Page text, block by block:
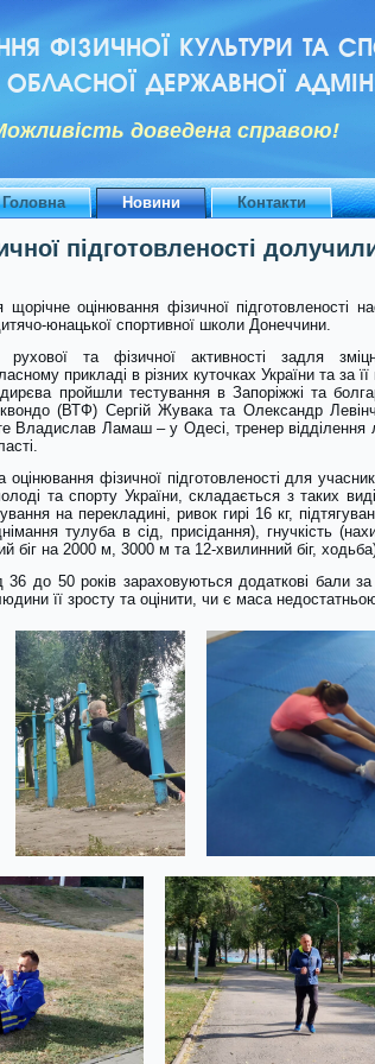
ФІЗИЧНОЇ КУЛЬТУРИ ТА
ДЕРЖАВНОЇ
доведена справою!
Головна Новини Контакти
підготовленості
оцінювання фізичної підготовленості
юнацької спортивної школи Донеччини.
рухової та фізичної активності задля
прикладі в різних куточках України та за
пройшли тестування в Запоріжжі та
(ВТФ) Сергій Жувака та Олександр
Владислав Ламаш – у Одесі, тренер відділення
фізичної підготовленості для
та спорту України, складається з таких
на перекладині, ривок гирі 16 кг,
тулуба в сід, присідання), гнучкість
біг на 2000 м, 3000 м та 12-хвилинний біг,
36 до 50 років зараховуються додаткові бали
людини її зросту та оцінити, чи є маса